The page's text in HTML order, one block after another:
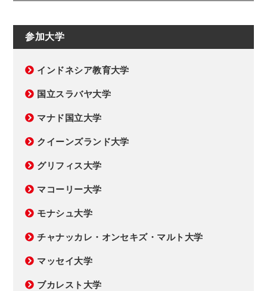
参加大学
インドネシア教育大学
国立スラバヤ大学
マナド国立大学
クイーンズランド大学
グリフィス大学
マコーリー大学
モナシュ大学
チャナッカレ・オンセキズ・マルト大学
マッセイ大学
ブカレスト大学